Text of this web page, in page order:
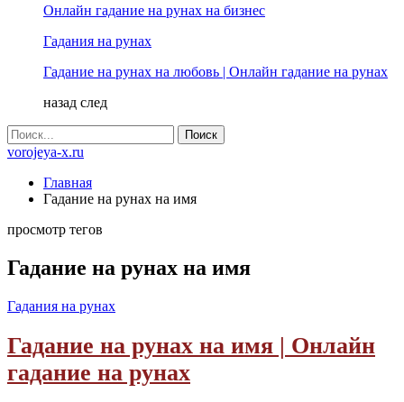
Онлайн гадание на рунах на бизнес
Гадания на рунах
Гадание на рунах на любовь | Онлайн гадание на рунах
назад след
vorojeya-x.ru
Главная
Гадание на рунах на имя
просмотр тегов
Гадание на рунах на имя
Гадания на рунах
Гадание на рунах на имя | Онлайн
гадание на рунах